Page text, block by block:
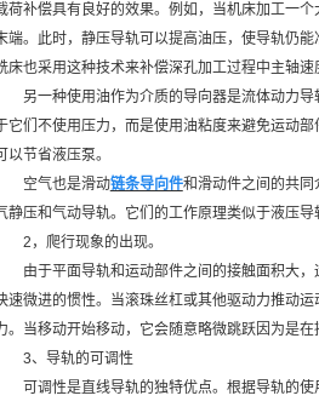
荷补偿具有良好的效果。例如，当机床加工一
端。此时，静压导轨可以提高油压，使导轨仍
床也采用这种技术来补偿深孔加工过程中主轴速
另一种使用油作为介质的导向器是流体动力
它们不使用压力，而是使用油粘度来避免运动
以节省液压泵。
空气也是滑动链条导向件和滑动件之间的共同
静压和气动导轨。它们的工作原理类似于液压导
2，爬行现象的出现。
由于平面导轨和运动部件之间的接触面积大
速微进的惯性。当滚珠丝杠或其他驱动力推动
。当移动开始移动，它会随意略微跳跃因为是
3、导轨的可调性
可调性是直线导轨的独特优点。根据导轨的